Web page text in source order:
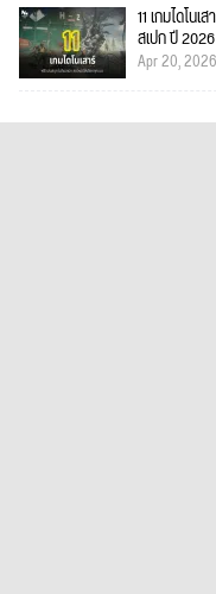
11 เกมไดโน
สเปก ปี 2026
Apr 20, 2026